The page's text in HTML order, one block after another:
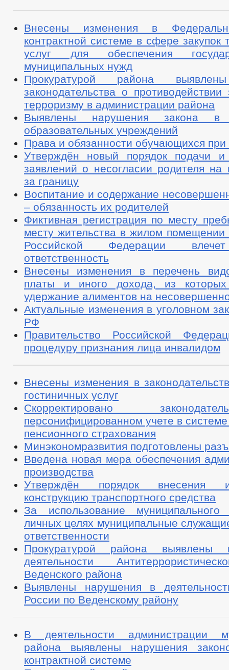
Внесены изменения в
контрактной системе в сфере закупок
услуг для обеспечения
муниципальных нужд
Прокуратурой района
законодательства о
терроризму в администрации района
Выявлены нарушения закона в
образовательных учреждений
Права и обязанности обучающихся
Утверждён новый порядок подачи и
заявлений о несогласии родителя на
за границу
Воспитание и содержание
– обязанность их родителей
Фиктивная регистрация по месту
месту жительства в жилом помещении
Российской Федерации
ответственность
Внесены изменения в перечень
платы и иного дохода, из которых
удержание алиментов на
Актуальные изменения в уголовном
РФ
Правительство Российской
процедуру признания лица инвалидом
Внесены изменения в
гостиничных услуг
Скорректировано
персонифицированном учете в системе
пенсионного страхования
Минэкономразвития подготовлены
Введена новая мера обеспечения
производства
Утверждён порядок внесения
конструкцию транспортного средства
За использование
личных целях муниципальные
ответственности
Прокуратурой района выявлены
деятельности
Веденского района
Выявлены нарушения в
России по Веденскому району
В деятельности администрации
района выявлены нарушения
контрактной системе